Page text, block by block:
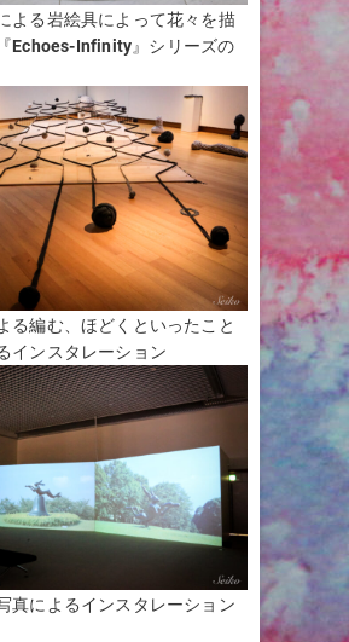
よる岩絵具によって花々を描
Echoes-Infinity』シリーズの
る編む、ほどくといったこと
インスタレーション
真によるインスタレーション